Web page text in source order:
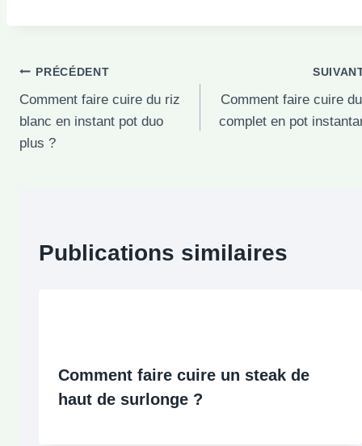
Navigation
de
l’article
PRÉCÉDENT
Comment faire cuire du riz
blanc en instant pot duo
plus ?
Comment faire cuire
complet en pot
Publications similaires
Comment faire cuire un steak de
haut de surlonge ?